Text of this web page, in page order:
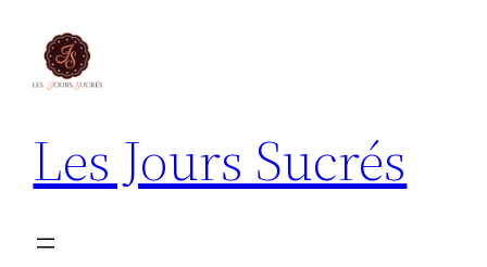
contenu
Les Jours Sucrés